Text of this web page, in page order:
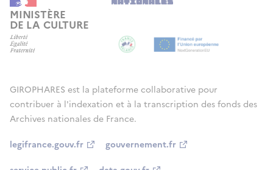
MINISTÈRE
DE LA CULTURE
GIROPHARES est la plateforme collaborative pour
contribuer à l'indexation et à la transcription des fonds des
Archives nationales de France.
legifrance.gouv.fr
gouvernement.fr